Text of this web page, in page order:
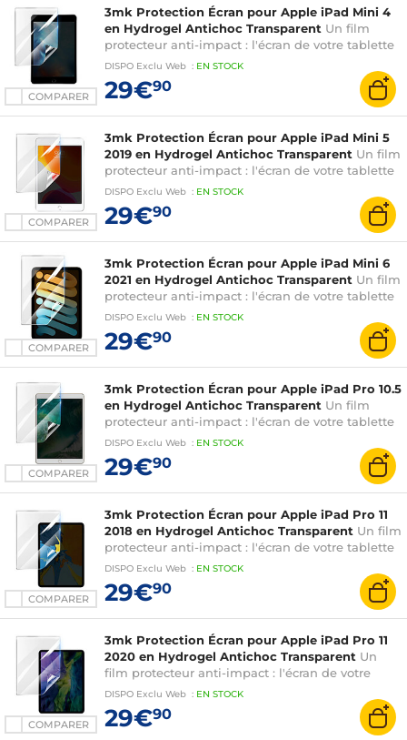
COMPARER
3mk Protection Écran pour Apple iPad Mini 4
en Hydrogel Antichoc Transparent Un film
protecteur anti-impact : l'écran de votre tablette
est renforcé jusqu'à 300%
DISPO Exclu Web : EN STOCK
29€90
COMPARER
3mk Protection Écran pour Apple iPad Mini 5
2019 en Hydrogel Antichoc Transparent Un film
protecteur anti-impact : l'écran de votre tablette
est renforcé jusqu'à 300%
DISPO Exclu Web : EN STOCK
29€90
COMPARER
3mk Protection Écran pour Apple iPad Mini 6
2021 en Hydrogel Antichoc Transparent Un film
protecteur anti-impact : l'écran de votre tablette
est renforcé jusqu'à 300%
DISPO Exclu Web : EN STOCK
29€90
COMPARER
3mk Protection Écran pour Apple iPad Pro 10.5
en Hydrogel Antichoc Transparent Un film
protecteur anti-impact : l'écran de votre tablette
est renforcé jusqu'à 300%
DISPO Exclu Web : EN STOCK
29€90
COMPARER
3mk Protection Écran pour Apple iPad Pro 11
2018 en Hydrogel Antichoc Transparent Un film
protecteur anti-impact : l'écran de votre tablette
est renforcé jusqu'à 300%
DISPO Exclu Web : EN STOCK
29€90
COMPARER
3mk Protection Écran pour Apple iPad Pro 11
2020 en Hydrogel Antichoc Transparent Un
film protecteur anti-impact : l'écran de votre
tablette est renforcé jusqu'à 300%
DISPO Exclu Web : EN STOCK
29€90